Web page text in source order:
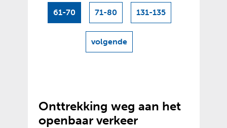
61-70 71-80 131-135
volgende
resultaten
Onttrekking weg aan het
openbaar verkeer